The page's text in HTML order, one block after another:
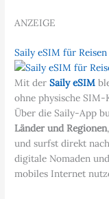
ANZEIGE
Saily eSIM für
Mit derSaily eSIM
ohne physische
Über die Saily-App
Länder und Regionen
und surfst direkt
digitale Nomaden
mobiles Internet